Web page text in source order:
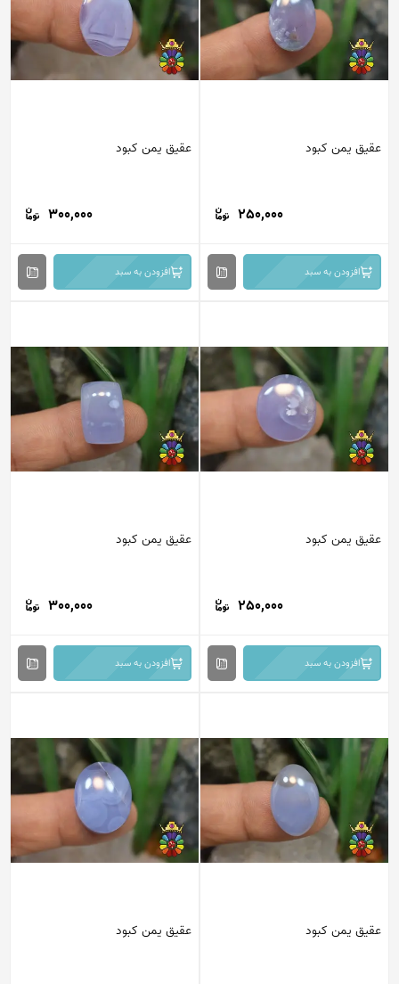
عقیق یمن کبود
250,000
افزودن به سبد
عقیق یمن کبود
300,000
افزودن به سبد
عقیق یمن کبود
250,000
افزودن به سبد
عقیق یمن کبود
300,000
افزودن به سبد
عقیق یمن کبود عقیق یمن کبود